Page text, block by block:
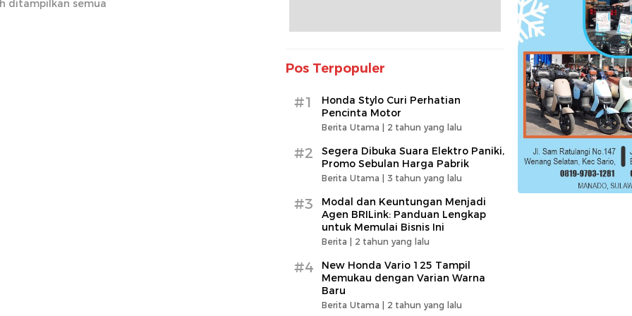
ditampilkan semua
Pos Terpopuler
#1
Honda Stylo Curi Perhatian
Pencinta Motor
Berita Utama | 2 tahun yang lalu
#2
Segera Dibuka Suara Elektro Paniki,
Promo Sebulan Harga Pabrik
Berita Utama | 3 tahun yang lalu
#3
Modal dan Keuntungan Menjadi
Agen BRILink: Panduan Lengkap
untuk Memulai Bisnis Ini
Berita | 2 tahun yang lalu
#4
New Honda Vario 125 Tampil
Memukau dengan Varian Warna
Baru
Berita Utama | 2 tahun yang lalu